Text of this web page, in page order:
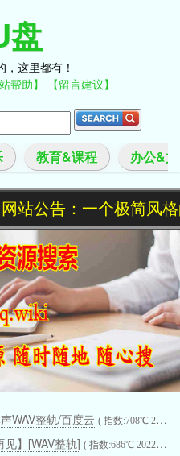
盘
这里都有！
帮助】 【留言建议】
教育&课程 办公&
网站公告：一个极简风
WAV整轨/百度云 ( 指数:708℃ 2022/12/31 )
】[WAV整轨] ( 指数:686℃ 2022/12/31 )